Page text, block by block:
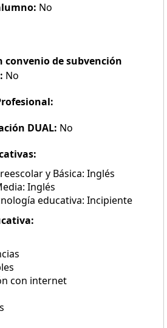
No
convenio de subvención
No
DUAL: No
y Básica: Inglés
Inglés
educativa: Incipiente
con internet